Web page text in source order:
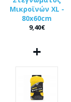
Μικροϊνών XL -
80x60cm
9,40€
+